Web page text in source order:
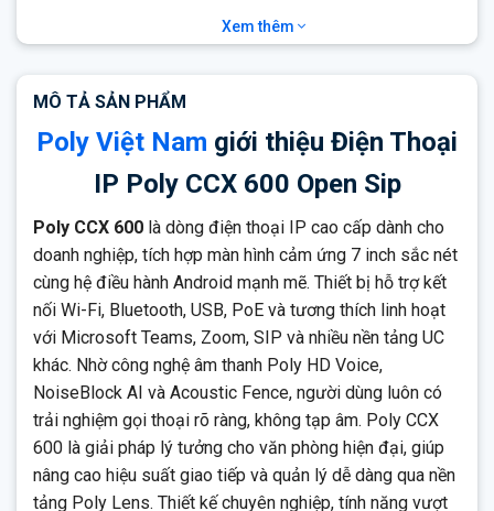
Hỗ trợ tối đa 24 line SIP– đáp ứng nhu cầu liên lạc phức tạp
Tương thích đa nền tảng
nhận chính thức), Zoom, RingCentral, 3CX và các hệ thống
UC khác.
Bảo mật cao: hỗ trợ mã hóa SRTP, xác thực 802.1X,
Quản lý từ xa dễ dàng
qua Poly Lens, Zero Touch
Provisioning, hoặc giao diện web trực tiếp.
Thiết kế hiện đại, chuyên nghiệp
với đế điều chỉnh góc
nghiêng linh hoạt và quản lý dây gọn gàng.
Xem thêm
MÔ TẢ SẢN PHẨM
Poly Việt Nam giới thiệu Điện Thoại
IP Poly CCX 600 Open Sip
Poly CCX 600 là dòng điện thoại IP cao cấp dành cho
doanh nghiệp, tích hợp màn hình cảm ứng 7 inch sắc nét
cùng hệ điều hành Android mạnh mẽ. Thiết bị hỗ trợ kết
nối Wi-Fi, Bluetooth, USB, PoE và tương thích linh hoạt
với Microsoft Teams, Zoom, SIP và nhiều nền tảng UC
khác. Nhờ công nghệ âm thanh Poly HD Voice,
NoiseBlock AI và Acoustic Fence, người dùng luôn có
trải nghiệm gọi thoại rõ ràng, không tạp âm. Poly CCX
600 là giải pháp lý tưởng cho văn phòng hiện đại, giúp
nâng cao hiệu suất giao tiếp và quản lý dễ dàng qua nền
tảng Poly Lens. Thiết kế chuyên nghiệp, tính năng vượt